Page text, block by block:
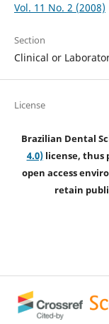
Vol. 11 No. 2 (2008)
Section
Clinical or
License
Brazilian Dental
4.0)license, thus
open access
retain